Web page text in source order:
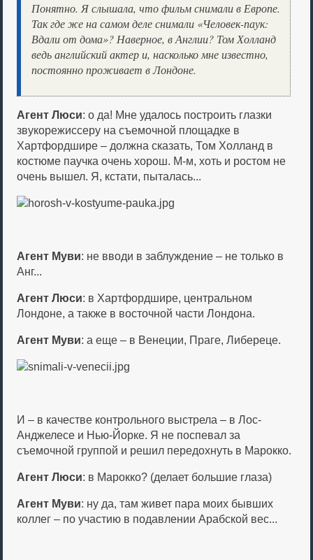
Понятно. Я слышала, что фильм снимали в Европе.
Так где же на самом деле снимали «Человек-паук:
Вдали от дома»? Наверное, в Англии? Том Холланд
ведь английский актер и, насколько мне известно,
постоянно проживает в Лондоне.
Агент Люси: о да! Мне удалось построить глазки
звукорежиссеру на съемочной площадке в
Хартфордшире – должна сказать, Том Холланд в
костюме паучка очень хорош. М-м, хоть и ростом не
очень вышел. Я, кстати, пыталась...
Агент Муви: не вводи в заблуждение – не только в
Анг...
Агент Люси: в Хартфордшире, центральном
Лондоне, а также в восточной части Лондона.
Агент Муви: а еще – в Венеции, Праге, Либереце.
И – в качестве контрольного выстрела – в Лос-
Анджелесе и Нью-Йорке. Я не поспевал за
съемочной группой и решил передохнуть в Марокко.
Агент Люси: в Марокко? (делает большие глаза)
Агент Муви: ну да, там живет пара моих бывших
коллег – по участию в подавлении Арабской вес...